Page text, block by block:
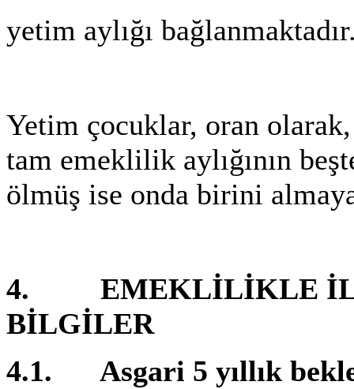
yetim aylığı
Yetim çocuklar, oran
tam emeklilik aylığının
ölmüş ise onda birini
4. EMEKLİLİKLE
BİLGİLER
4.1. Asgari 5 yıllık